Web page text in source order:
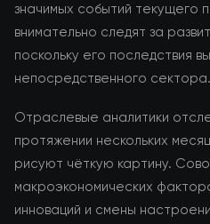
значимых событий текущего
внимательно следят за
поскольку его последствия
непосредственного сектора.
Отраслевые аналитики
протяжении нескольких
рисуют чёткую картину.
макроэкономических
инноваций и смены